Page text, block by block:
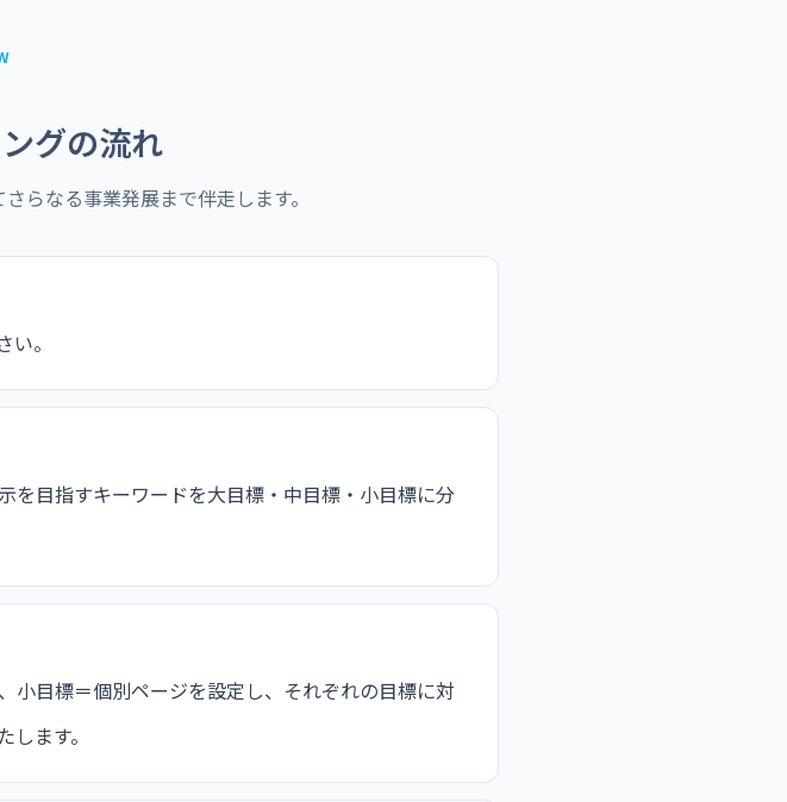
グの流れ
らなる事業発展まで伴走します。
。
を目指すキーワードを大目標・中目標・小目標に分
小目標＝個別ページを設定し、それぞれの目標に対
ます。